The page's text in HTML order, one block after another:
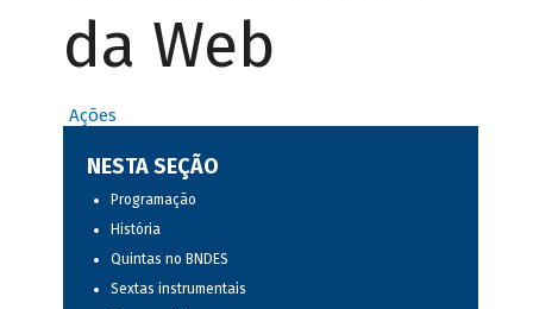
da Web
Ações
NESTA SEÇÃO
Programação
História
Quintas no BNDES
Sextas instrumentais